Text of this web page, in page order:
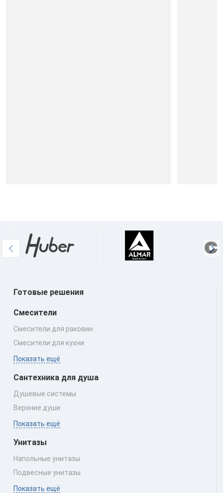
Готовые решения
Смесители
Смесители для раковин
Смесители для кухни
Показать ещё
Сантехника для душа
Душевые системы
Верхние души
Показать ещё
Унитазы
Напольные унитазы
Подвесные унитазы
Показать ещё